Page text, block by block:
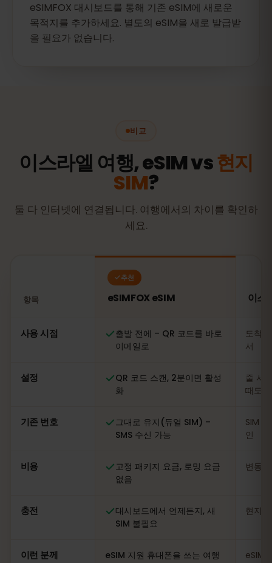
eSIMFOX 대시보드를 통해 기존 eSIM에 새로운
목적지를 추가하세요. 별도의 eSIM을 새로 발급받
을 필요가 없습니다.
비교
이스라엘 여행, eSIM vs현지
SIM?
둘 다 인터넷에 연결됩니다. 여행에서의 차이를 확인하
세요.
항목
추천
eSIMFOX eSIM 이스
사용 시점
출발 전에 – QR 코드를 바로
이메일로
도착
서
설정
QR 코드 스캔, 2분이면 활성
화
줄 서
때도
기존 번호
그대로 유지(듀얼 SIM) –
SMS 수신 가능
SIM
인
비용
고정 패키지 요금, 로밍 요금
없음
변동
충전
대시보드에서 언제든지, 새
SIM 불필요
현지
이런 분께
eSIM 지원 휴대폰을 쓰는 여행
eSIM